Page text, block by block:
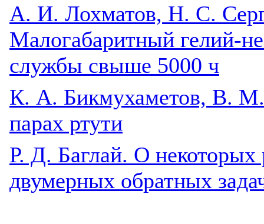
А. И. Лохматов, Н. С.
Малогабаритный гелий-
службы свыше 5000 ч
К. А. Бикмухаметов, В. М.
парах ртути
Р. Д. Баглай. О
двумерных обратных